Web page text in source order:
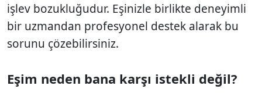
işlev bozukluğudur. Eşinizle birlikte deneyimli
bir uzmandan profesyonel destek alarak bu
sorunu çözebilirsiniz.
Eşim neden bana karşı istekli değil?